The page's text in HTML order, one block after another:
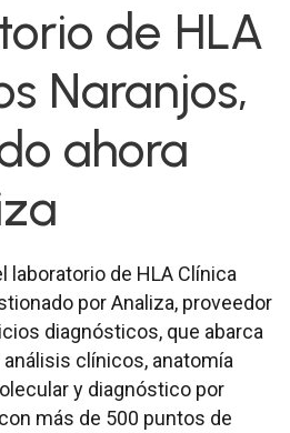
de HLA
Naranjos,
ahora
laboratorio de HLA Clínica
por Analiza, proveedor
diagnósticos, que abarca
clínicos, anatomía
y diagnóstico por
más de 500 puntos de